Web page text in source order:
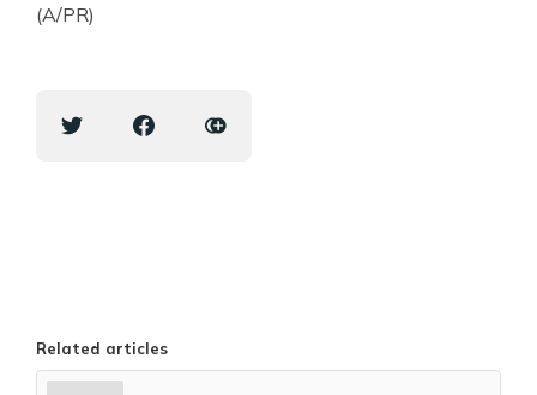
(A/PR)
Related articles